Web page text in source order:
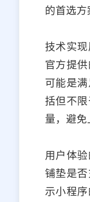
的首选方
技术实
官方提
可能是
括但不
量，避免
用户体
铺垫是
示小程